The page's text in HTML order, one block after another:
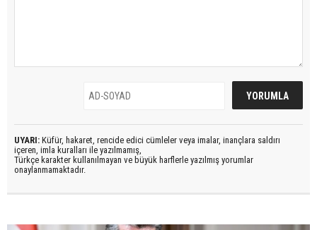
UYARI: Küfür, hakaret, rencide edici cümleler veya imalar, inançlara saldırı
içeren, imla kuralları ile yazılmamış,
Türkçe karakter kullanılmayan ve büyük harflerle yazılmış yorumlar
onaylanmamaktadır.